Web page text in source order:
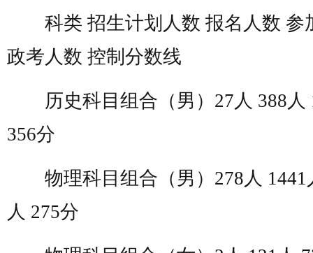
科类 招生计划人数 报名人数 参
政考人数 控制分数线
历史科目组合（男）27人 388人
356分
物理科目组合（男）278人 1441
人 275分